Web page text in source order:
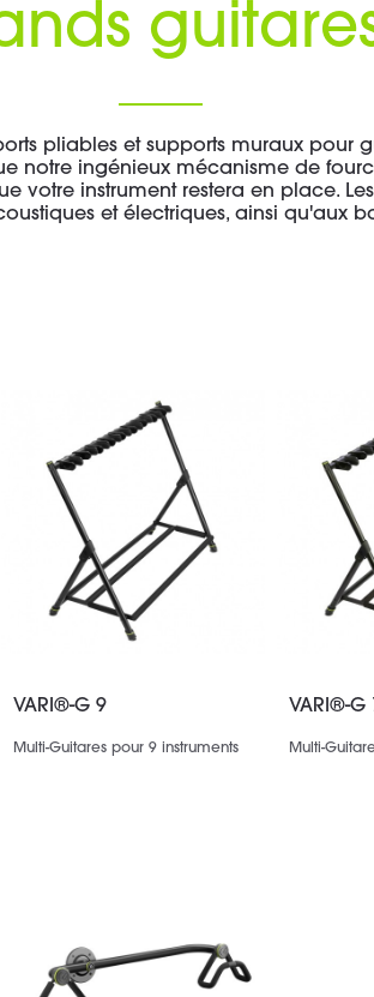
pliables et supports muraux pour
notre ingénieux mécanisme de
votre instrument restera en place.
et électriques, ainsi qu'aux
VARI®-G 9
Multi-Guitares pour 9 instruments
VARI®-G
Multi-